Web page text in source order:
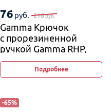
76 руб. 216руб.
Gamma Крючок
с прорезиненной
ручкой Gamma RHP,
16 см
Подробнее
-65%